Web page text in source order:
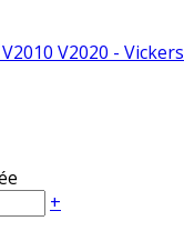
V2020 - Vickers
+